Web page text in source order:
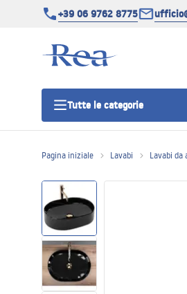
+39 06 9762 8775
Tutte le categorie
Porte doccia
Piatti doccia da bagno
Canaline di scarico
Pagina iniziale Lavabi Lavabi da